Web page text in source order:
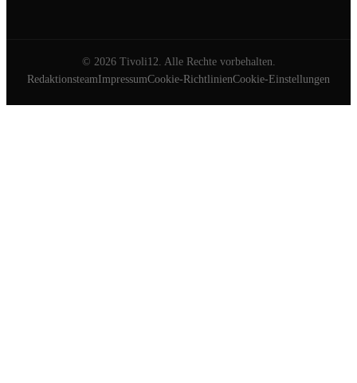
© 2026Tivoli12. Alle Rechte vorbehalten.
RedaktionsteamImpressumCookie-RichtlinienCookie-Einstellungen